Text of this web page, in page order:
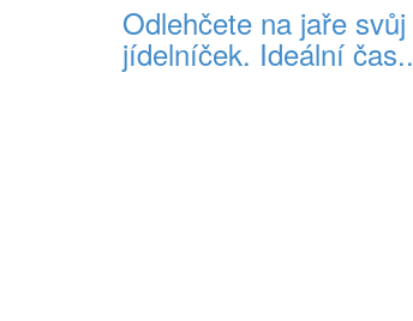
Odlehčete na jaře svůj
jídelníček. Ideální čas..